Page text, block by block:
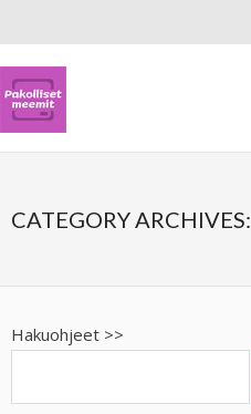
CATEGORY ARCHIVES:
Hakuohjeet >>